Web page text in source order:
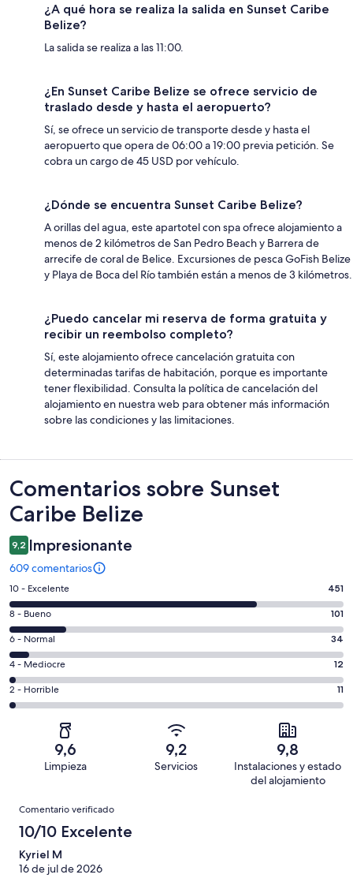
¿A qué hora se realiza la salida en Sunset Caribe
Belize?
La salida se realiza a las 11:00.
¿En Sunset Caribe Belize se ofrece servicio de
traslado desde y hasta el aeropuerto?
Sí, se ofrece un servicio de transporte desde y hasta el
aeropuerto que opera de 06:00 a 19:00 previa petición. Se
cobra un cargo de 45 USD por vehículo.
¿Dónde se encuentra Sunset Caribe Belize?
A orillas del agua, este apartotel con spa ofrece alojamiento a
menos de 2 kilómetros de San Pedro Beach y Barrera de
arrecife de coral de Belice. Excursiones de pesca GoFish Belize
y Playa de Boca del Río también están a menos de 3 kilómetros.
¿Puedo cancelar mi reserva de forma gratuita y
recibir un reembolso completo?
Sí, este alojamiento ofrece cancelación gratuita con
determinadas tarifas de habitación, porque es importante
tener flexibilidad. Consulta la política de cancelación del
alojamiento en nuestra web para obtener más información
sobre las condiciones y las limitaciones.
Comentarios
Comentarios sobre Sunset
Caribe Belize
9,2 Impresionante
609 comentarios
451
comentarios
de
un
total
de
609
con
puntuación
Excelente
10 - Excelente 451
101
comentarios
de
un
total
de
puntuación
Bueno
8 - Bueno 101
34
comentarios
de
un
total
de
Normal
6 - Normal 34
12
comentarios
de
puntuación
de
4 - Mediocre 12
11
comentarios
con
una
puntuación
de
2 - Horrible 11
9,6
Limpieza
9,2
Servicios
9,8
Instalaciones y estado
del alojamiento
Comentarios
Comentario verificado
10/10 Excelente
Kyriel M
16 de jul de 2026